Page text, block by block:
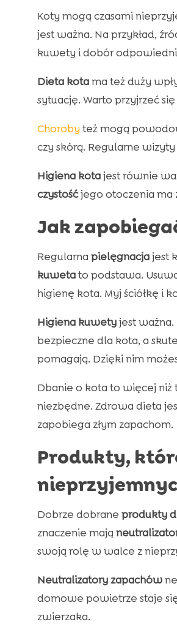
Koty mogą czasami
jest ważna. Na przykład,
kuwety i dobór
Dieta kotama też duży
sytuację. Warto przyjrzeć
Choroby też mogą
czy skórą. Regularne
Higiena kotajest równie
czystośćjego otoczenia ma
Jak
Regularna pielęgnacjajest
kuwetato podstawa.
higienę kota. Myj ściółkę i
Higiena kuwetyjest ważna.
bezpieczne dla kota, a
pomagają. Dzięki nim
Dbanie o kota to więcej niż
niezbędne. Zdrowa dieta
zapobiega złym zapachom.
Produkty,
Dobrze dobrane produkty
znaczenie mają
swoją rolę w walce z
Neutralizatory zapachów
domowe powietrze staje
zwierzaka.